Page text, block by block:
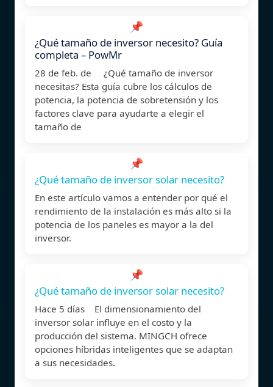
📌
¿Qué tamaño de inversor necesito? Guía
completa – PowMr
28 de feb. de ¿Qué tamaño de inversor
necesitas? Esta guía cubre los cálculos de
potencia, la potencia de sobretensión y los
factores clave para ayudarte a elegir el
tamaño de
📌
¿Qué tamaño de inversor solar necesito?
En este artículo vamos a entender por qué el
rendimiento de la instalación es más alto si la
potencia de los paneles es mayor a la del
inversor.
📌
¿Qué tamaño de inversor solar necesito?
Hace 5 días El dimensionamiento del
inversor solar influye en el costo y la
producción del sistema. MINGCH ofrece
opciones híbridas inteligentes que se adaptan
a sus necesidades.